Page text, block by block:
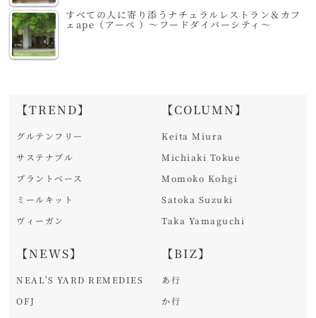
すべての人に寄り添うナチュラルレストラン＆カフ
ェape（アーペ ）～フードダイバーシティ～
【TREND】
グルテンフリー
サステナブル
プラントベース
ミールキット
ヴィーガン
【NEWS】
NEAL'S YARD REMEDIES
OFJ
【COLUMN】
Keita Miura
Michiaki Tokue
Momoko Kohgi
Satoka Suzuki
Taka Yamaguchi
【BIZ】
あ行
か行